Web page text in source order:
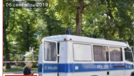
06 сентябрь 2019